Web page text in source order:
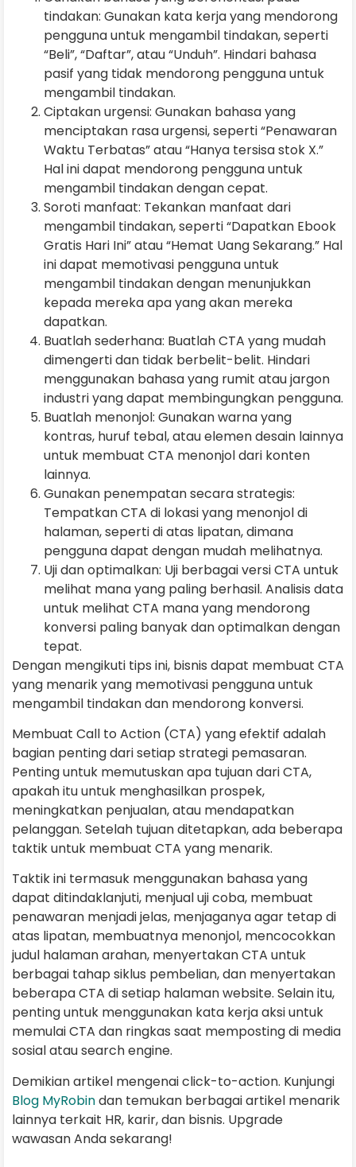
tindakan: Gunakan kata kerja yang mendorong
pengguna untuk mengambil tindakan, seperti
“Beli”, “Daftar”, atau “Unduh”. Hindari bahasa
pasif yang tidak mendorong pengguna untuk
mengambil tindakan.
Ciptakan urgensi: Gunakan bahasa yang
menciptakan rasa urgensi, seperti “Penawaran
Waktu Terbatas” atau “Hanya tersisa stok X.”
Hal ini dapat mendorong pengguna untuk
mengambil tindakan dengan cepat.
Soroti manfaat: Tekankan manfaat dari
mengambil tindakan, seperti “Dapatkan Ebook
Gratis Hari Ini” atau “Hemat Uang Sekarang.” Hal
ini dapat memotivasi pengguna untuk
mengambil tindakan dengan menunjukkan
kepada mereka apa yang akan mereka
dapatkan.
Buatlah sederhana: Buatlah CTA yang mudah
dimengerti dan tidak berbelit-belit. Hindari
menggunakan bahasa yang rumit atau jargon
industri yang dapat membingungkan pengguna.
Buatlah menonjol: Gunakan warna yang
kontras, huruf tebal, atau elemen desain lainnya
untuk membuat CTA menonjol dari konten
lainnya.
Gunakan penempatan secara strategis:
Tempatkan CTA di lokasi yang menonjol di
halaman, seperti di atas lipatan, dimana
pengguna dapat dengan mudah melihatnya.
Uji dan optimalkan: Uji berbagai versi CTA untuk
melihat mana yang paling berhasil. Analisis data
untuk melihat CTA mana yang mendorong
konversi paling banyak dan optimalkan dengan
tepat.
Dengan mengikuti tips ini, bisnis dapat membuat CTA
yang menarik yang memotivasi pengguna untuk
mengambil tindakan dan mendorong konversi.
Membuat Call to Action (CTA) yang efektif adalah
bagian penting dari setiap strategi pemasaran.
Penting untuk memutuskan apa tujuan dari CTA,
apakah itu untuk menghasilkan prospek,
meningkatkan penjualan, atau mendapatkan
pelanggan. Setelah tujuan ditetapkan, ada beberapa
taktik untuk membuat CTA yang menarik.
Taktik ini termasuk menggunakan bahasa yang
dapat ditindaklanjuti, menjual uji coba, membuat
penawaran menjadi jelas, menjaganya agar tetap di
atas lipatan, membuatnya menonjol, mencocokkan
judul halaman arahan, menyertakan CTA untuk
berbagai tahap siklus pembelian, dan menyertakan
beberapa CTA di setiap halaman website. Selain itu,
penting untuk menggunakan kata kerja aksi untuk
memulai CTA dan ringkas saat memposting di media
sosial atau search engine.
Demikian artikel mengenai click-to-action. Kunjungi
Blog MyRobindan temukan berbagai artikel menarik
lainnya terkait HR, karir, dan bisnis. Upgrade
wawasan Anda sekarang!